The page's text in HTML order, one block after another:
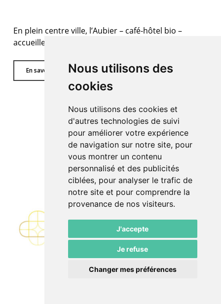
Nous utilisons des
cookies
Nous utilisons des cookies et
d'autres technologies de suivi
pour améliorer votre expérience
de navigation sur notre site, pour
vous montrer un contenu
personnalisé et des publicités
ciblées, pour analyser le trafic de
notre site et pour comprendre la
provenance de nos visiteurs.
J'accepte
Je refuse
Changer mes préférences
En plein centre ville, l’Aubier – café-hôtel bio –
accueille nos artistes.
En savoir plus